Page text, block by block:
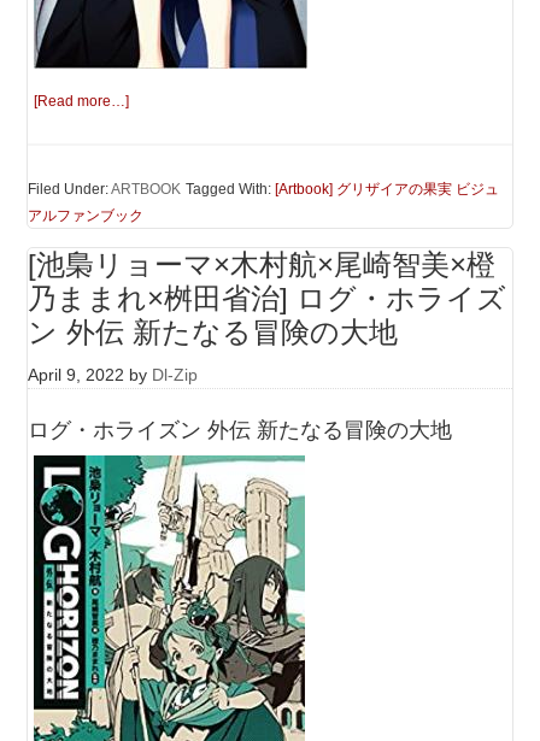
[Read more…]
Filed Under:ARTBOOK Tagged With: [Artbook] グリザイアの果実 ビジュ
アルファンブック
[池梟リョーマ×木村航×尾崎智美×橙
乃ままれ×桝田省治] ログ・ホライズ
ン 外伝 新たなる冒険の大地
April 9, 2022 by Dl-Zip
ログ・ホライズン 外伝 新たなる冒険の大地